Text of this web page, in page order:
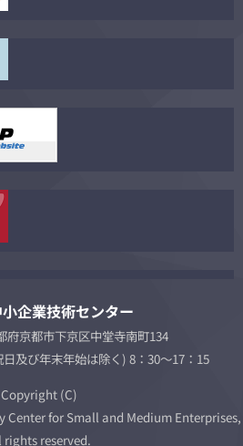
企業技術センター
京都市下京区中堂寺南町134
及び年末年始は除く) 8：30～17：15
Copyright (C)
for Small and Medium Enterprises,
rights reserved.